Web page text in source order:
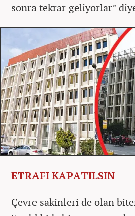
sonra tekrar geliyorlar”
ETRAFI KAPATILSIN
Çevre sakinleri de olan